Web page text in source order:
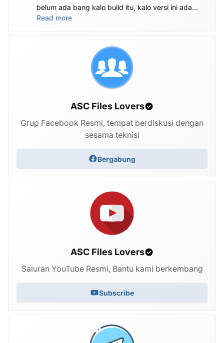
belum ada bang kalo build itu, kalo versi ini ada
X1201-M1201ABCDEFGHI-V-OP-260625V1482
Read more
ASC Files Lovers
Grup Facebook Resmi, tempat berdiskusi dengan
sesama teknisi
Bergabung
ASC Files Lovers
Saluran YouTube Resmi, Bantu kami berkembang
Subscribe